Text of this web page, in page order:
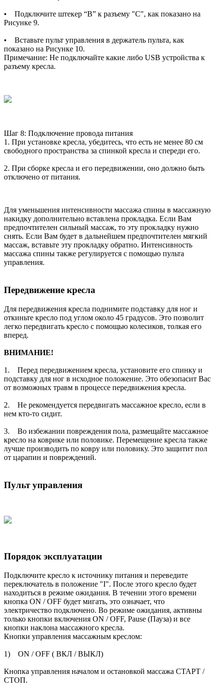
• Подключите штекер “В” к разъему "С", как показано на
Рисунке 9.
• Вставьте пульт управления в держатель пульта, как
показано на Рисунке 10.
Примечание: Не подключайте какие либо USB устройства к
разъему кресла.
Шаг 8: Подключение провода питания
1. При установке кресла, убедитесь, что есть не менее 80 см
свободного пространства за спинкой кресла и спереди его.
2. При сборке кресла и его передвижении, оно должно быть
отключено от питания.
Для уменьшения интенсивности массажа спины в массажную
накидку дополнительно вставлена прокладка. Если Вам
предпочтителен сильный массаж, то эту прокладку нужно
снять. Если Вам будет в дальнейшем предпочтителен мягкий
массаж, вставьте эту прокладку обратно. Интенсивность
массажа спины также регулируется с помощью пульта
управления.
Передвижение кресла
Для передвижения кресла поднимите подставку для ног и
откиньте кресло под углом около 45 градусов. Это позволит
легко передвигать кресло с помощью колесиков, толкая его
вперед.
ВНИМАНИЕ!
1. Перед передвижением кресла, установите его спинку и
подставку для ног в исходное положение. Это обезопасит Вас
от возможных травм в процессе передвижения кресла.
2. Не рекомендуется передвигать массажное кресло, если в
нем кто-то сидит.
3. Во избежании повреждения пола, размещайте массажное
кресло на коврике или половике. Перемещение кресла также
лучше производить по ковру или половику. Это защитит пол
от царапин и повреждений.
Пульт управления
Порядок эксплуатации
Подключите кресло к источнику питания и переведите
переключатель в положение "I". После этого кресло будет
находиться в режиме ожидания. В течении этого времени
кнопка ON / OFF будет мигать, это означает, что
электричество подключено. Во режиме ожидания, активны
только кнопки включения ON / OFF, Pause (Пауза) и все
кнопки наклона массажного кресла.
Кнопки управления массажным креслом:
1) ON / OFF ( ВКЛ / ВЫКЛ)
Кнопка управления началом и остановкой массажа СТАРТ /
СТОП.